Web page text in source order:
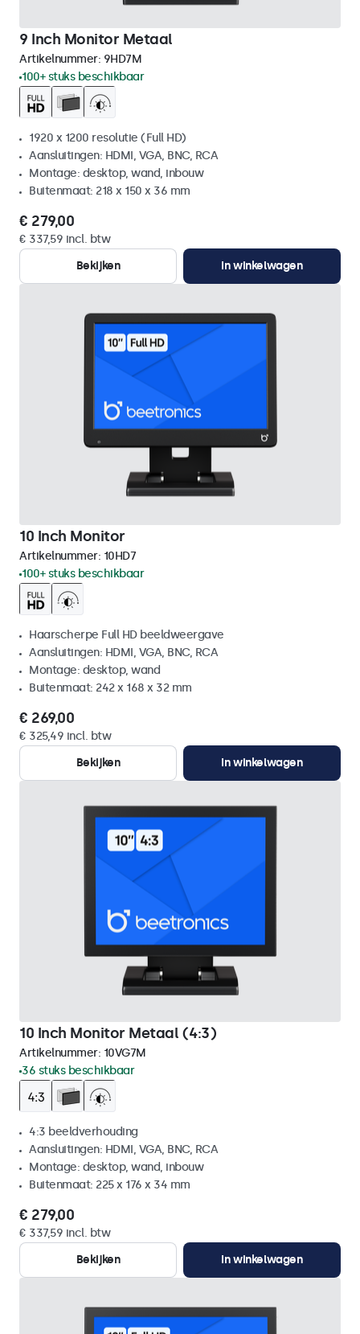
9 Inch Monitor Metaal
Artikelnummer: 9HD7M
100+ stuks beschikbaar
1920 x 1200 resolutie (Full HD)
Aansluitingen: HDMI, VGA, BNC, RCA
Montage: desktop, wand, inbouw
Buitenmaat: 218 x 150 x 36 mm
€ 279,00
€ 337,59 incl. btw
Bekijken
In winkelwagen
10 Inch Monitor
Artikelnummer: 10HD7
100+ stuks beschikbaar
Haarscherpe Full HD beeldweergave
Aansluitingen: HDMI, VGA, BNC, RCA
Montage: desktop, wand
Buitenmaat: 242 x 168 x 32 mm
€ 269,00
€ 325,49 incl. btw
Bekijken
In winkelwagen
10 Inch Monitor Metaal (4:3)
Artikelnummer: 10VG7M
36 stuks beschikbaar
4:3 beeldverhouding
Aansluitingen: HDMI, VGA, BNC, RCA
Montage: desktop, wand, inbouw
Buitenmaat: 225 x 176 x 34 mm
€ 279,00
€ 337,59 incl. btw
Bekijken
In winkelwagen